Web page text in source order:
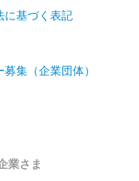
に基づく表記
集（企業団体）
業さま